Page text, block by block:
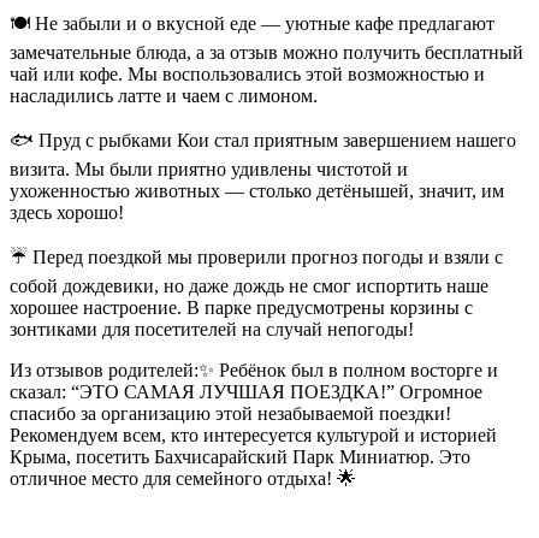
🍽️ Не забыли и о вкусной еде — уютные кафе предлагают
замечательные блюда, а за отзыв можно получить бесплатный
чай или кофе. Мы воспользовались этой возможностью и
насладились латте и чаем с лимоном.
🐟 Пруд с рыбками Кои стал приятным завершением нашего
визита. Мы были приятно удивлены чистотой и
ухоженностью животных — столько детёнышей, значит, им
здесь хорошо!
☔ Перед поездкой мы проверили прогноз погоды и взяли с
собой дождевики, но даже дождь не смог испортить наше
хорошее настроение. В парке предусмотрены корзины с
зонтиками для посетителей на случай непогоды!
Из отзывов родителей:✨ Ребёнок был в полном восторге и
сказал: “ЭТО САМАЯ ЛУЧШАЯ ПОЕЗДКА!” Огромное
спасибо за организацию этой незабываемой поездки!
Рекомендуем всем, кто интересуется культурой и историей
Крыма, посетить Бахчисарайский Парк Миниатюр. Это
отличное место для семейного отдыха! 🌟